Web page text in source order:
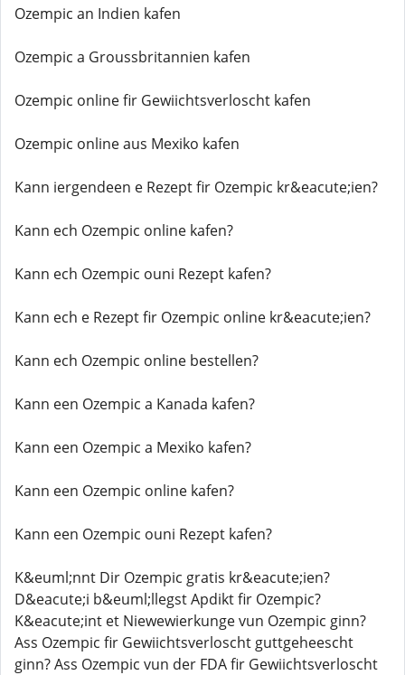
Ozempic an Indien kafen
Ozempic a Groussbritannien kafen
Ozempic online fir Gewiichtsverloscht kafen
Ozempic online aus Mexiko kafen
Kann iergendeen e Rezept fir Ozempic kr&eacute;ien?
Kann ech Ozempic online kafen?
Kann ech Ozempic ouni Rezept kafen?
Kann ech e Rezept fir Ozempic online kr&eacute;ien?
Kann ech Ozempic online bestellen?
Kann een Ozempic a Kanada kafen?
Kann een Ozempic a Mexiko kafen?
Kann een Ozempic online kafen?
Kann een Ozempic ouni Rezept kafen?
K&euml;nnt Dir Ozempic gratis kr&eacute;ien?
D&eacute;i b&euml;llegst Apdikt fir Ozempic?
K&eacute;int et Niewewierkunge vun Ozempic ginn?
Ass Ozempic fir Gewiichtsverloscht guttgeheescht
ginn? Ass Ozempic vun der FDA fir Gewiichtsverloscht